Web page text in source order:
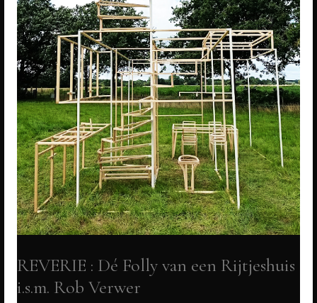
|
Perron1
Delden,
Blikveld
5,
DING.
Kunst
in
het
Twickelpark
16-
07-
16-
REVERIE : Dé Folly van een Rijtjeshuis
i.s.m. Rob Verwer